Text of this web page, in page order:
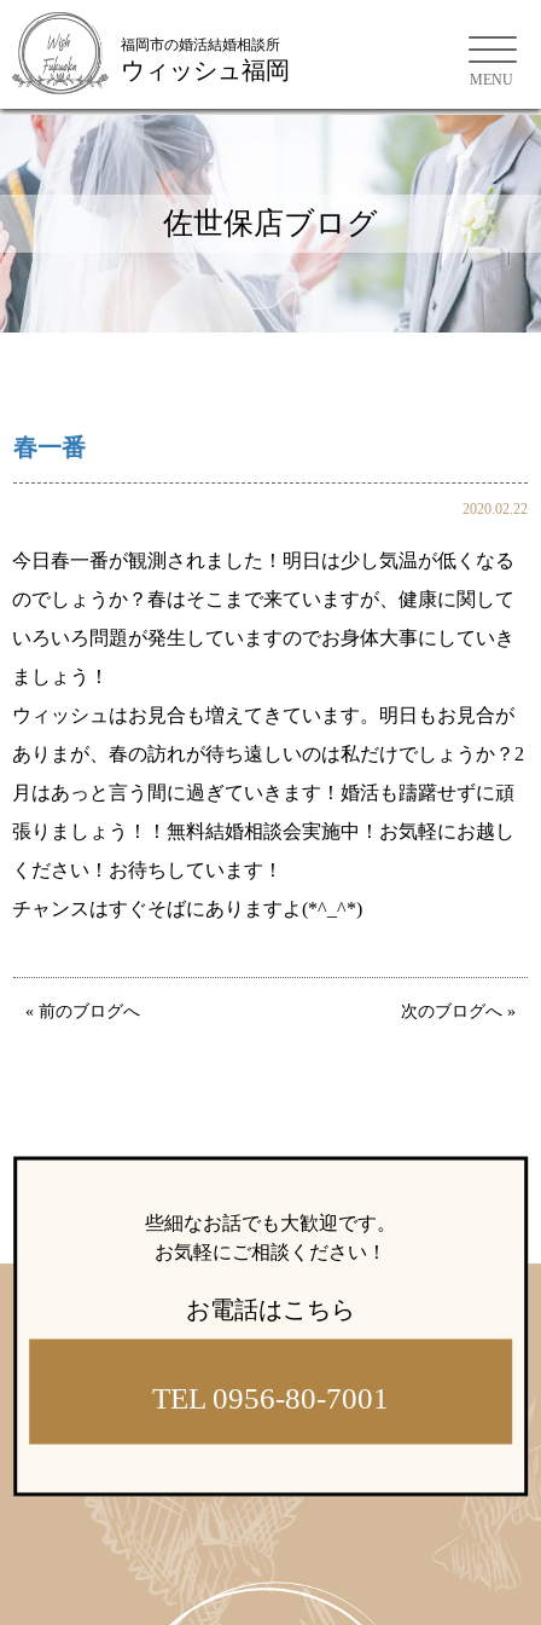
福岡市の婚活結婚相談所
ご来店WEB予約
鹿児島店 佐世保店
福岡市の婚活結婚相談所
ウィッシュ福岡
佐世保店ブログ
春一番
2020.02.22
今日春一番が観測されました！明日は少し気温が低くなる
のでしょうか？春はそこまで来ていますが、健康に関して
いろいろ問題が発生していますのでお身体大事にしていき
ましょう！
ウィッシュはお見合も増えてきています。明日もお見合が
ありまが、春の訪れが待ち遠しいのは私だけでしょうか？2
月はあっと言う間に過ぎていきます！婚活も躊躇せずに頑
張りましょう！！無料結婚相談会実施中！お気軽にお越し
ください！お待ちしています！
チャンスはすぐそばにありますよ(*^_^*)
« 前のブログへ 次のブログへ »
些細なお話でも大歓迎です。
お気軽にご相談ください！
お電話はこちら
TEL 0956-80-7001